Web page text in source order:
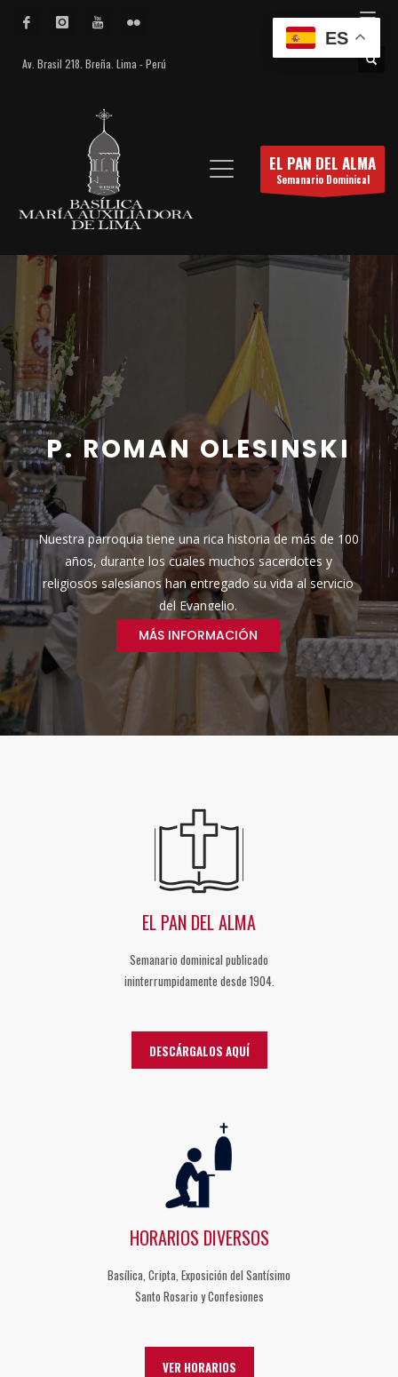
Av. Brasil 218. Breña. Lima - Perú
EL PAN DEL ALMA
Semanario Dominical
P. ROMAN OLESINSKI
Nuestra parroquia tiene una rica historia de más de 100
años, durante los cuales muchos sacerdotes y
religiosos salesianos han entregado su vida al servicio
del Evangelio.
MÁS INFORMACIÓN
EL PAN DEL ALMA
Semanario dominical publicado
ininterrumpidamente desde 1904.
DESCÁRGALOS AQUÍ
HORARIOS DIVERSOS
Basílica, Cripta, Exposición del Santísimo
Santo Rosario y Confesiones
VER HORARIOS
ES